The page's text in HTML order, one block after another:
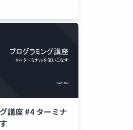
講座 #4 ターミナ